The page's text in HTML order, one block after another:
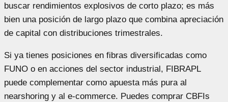
buscar rendimientos explosivos de corto plazo; es más
bien una posición de largo plazo que combina apreciación
de capital con distribuciones trimestrales.
Si ya tienes posiciones en fibras diversificadas como
FUNO o en acciones del sector industrial, FIBRAPL
puede complementar como apuesta más pura al
nearshoring y al e-commerce. Puedes comprar CBFIs